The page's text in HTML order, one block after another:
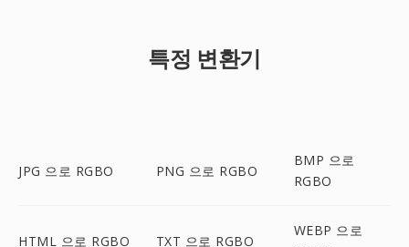
특정 변환기
JPG 으로 RGBO PNG 으로 RGBO
BMP 으로
RGBO
HTML 으로 RGBO TXT 으로 RGBO
WEBP 으로